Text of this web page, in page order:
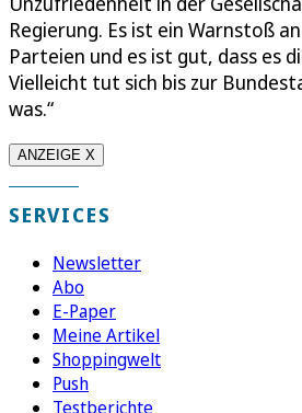
Regierung. Es ist ein Warnstoß
Parteien und es ist gut, dass es
Vielleicht tut sich bis zur
was.“
ANZEIGE X
SERVICES
Newsletter
Abo
E-Paper
Meine Artikel
Shoppingwelt
Push
Testberichte